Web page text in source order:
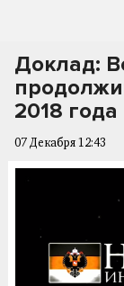
Доклад:
2018 года
07 Декабря 12:43